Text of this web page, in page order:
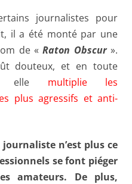
journalistes pour
il a été monté par une
de « Raton Obscur ».
douteux, et en toute
elle multiplie les
plus agressifs et anti-
n’est plus ce
se font piéger
amateurs. De plus,